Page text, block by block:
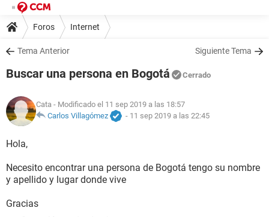
Foros Internet
Tema Anterior Siguiente Tema
Buscar una persona en Bogotá Cerrado
Cata - Modificado el 11 sep 2019 a las 18:57
Carlos Villagómez
- 11 sep 2019 a las 22:45
Hola,
Necesito encontrar una persona de Bogotá tengo su nombre
y apellido y lugar donde vive
Gracias